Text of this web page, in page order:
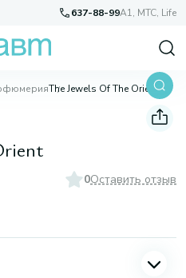
637-88-99A1, МТС, Life
The Jewels Of The Orient
0Оставить отзыв